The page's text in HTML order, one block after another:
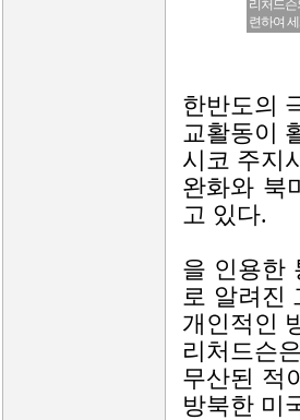
리처드슨
련하여
한반도의
교활동이
시코 주지
완화와 북
고 있다.
을 인용한
로 알려진
개인적인
리처드슨
무산된 적
방북한 미